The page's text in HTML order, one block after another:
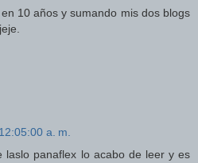
10 años y sumando mis dos blogs
a. m.
laslo panaflex lo acabo de leer y es